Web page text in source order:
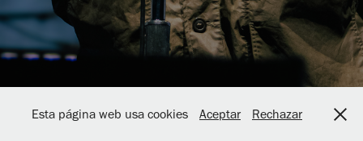
Esta página web usa cookies Aceptar Rechazar